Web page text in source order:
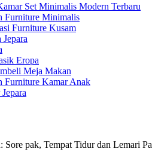
Set Minimalis Modern Terbaru
Furniture Minimalis
Furniture Kusam
Eropa
Meja Makan
Furniture Kamar Anak
Sore pak, Tempat Tidur dan Lemari